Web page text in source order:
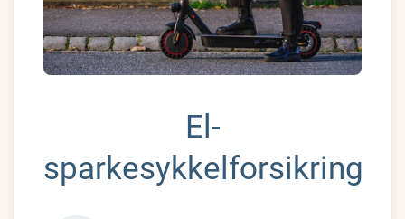
El-
sparkesykkelforsikring